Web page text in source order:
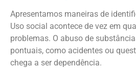
Apresentamos maneiras de
Uso social acontece de vez em
problemas. O abuso de
pontuais, como acidentes ou
chega a ser dependência.